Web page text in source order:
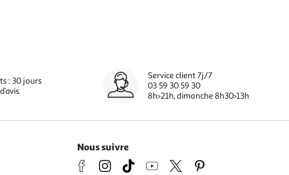
: 30 jours
Service client 7j/7
03 59 30 59 30
8h>21h, dimanche 8h30>13h
Nous suivre